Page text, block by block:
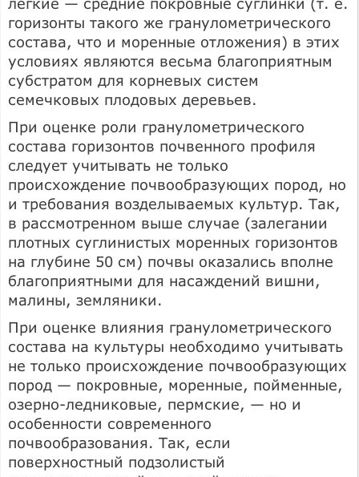
горизонты такого же гранулометрического
состава, что и моренные отложения) в этих
условиях являются весьма благоприятным
субстратом для корневых систем
семечковых плодовых деревьев.
При оценке роли гранулометрического
состава горизонтов почвенного профиля
следует учитывать не только
происхождение почвообразующих пород, но
и требования возделываемых культур. Так,
в рассмотренном выше случае (залегании
плотных суглинистых моренных горизонтов
на глубине 50 см) почвы оказались вполне
благоприятными для насаждений вишни,
малины, земляники.
При оценке влияния гранулометрического
состава на культуры необходимо учитывать
не только происхождение почвообразующих
пород — покровные, моренные, пойменные,
озерно-ледниковые, пермские, — но и
особенности современного
почвообразования. Так, если
поверхностный подзолистый